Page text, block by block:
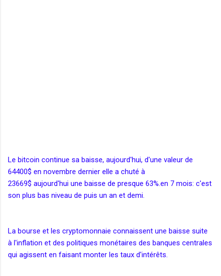
Le bitcoin continue sa baisse, aujourd'hui, d'une valeur de
64400$ en novembre dernier elle a chuté à
23669$ aujourd'hui une baisse de presque 63%.en 7 mois: c'est
son plus bas niveau de puis un an et demi.
La bourse et les cryptomonnaie connaissent une baisse suite
à l'inflation et des politiques monétaires des banques centrales
qui agissent en faisant monter les taux d'intérêts.